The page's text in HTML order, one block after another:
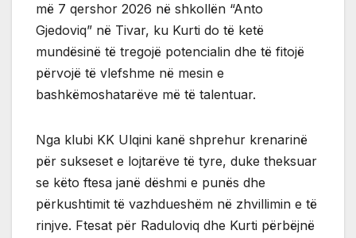
më 7 qershor 2026 në shkollën “Anto
Gjedoviq” në Tivar, ku Kurti do të ketë
mundësinë të tregojë potencialin dhe të fitojë
përvojë të vlefshme në mesin e
bashkëmoshatarëve më të talentuar.
Nga klubi KK Ulqini kanë shprehur krenarinë
për sukseset e lojtarëve të tyre, duke theksuar
se këto ftesa janë dëshmi e punës dhe
përkushtimit të vazhdueshëm në zhvillimin e të
rinjve. Ftesat për Raduloviq dhe Kurti përbëjnë